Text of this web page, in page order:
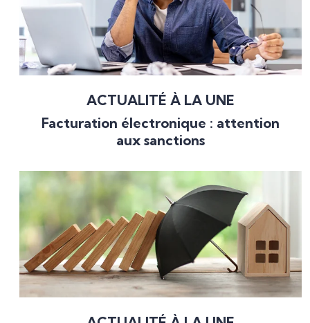
ACTUALITÉ À LA UNE
Facturation électronique : attention
aux sanctions